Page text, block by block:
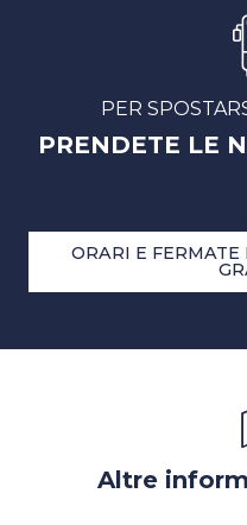
PER
PRENDETE LE
ORARI E
Altre